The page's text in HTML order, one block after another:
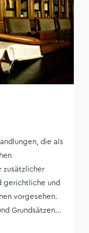
die als
zusätzlicher
gerichtliche und
vorgesehen.
Grundsätzen...